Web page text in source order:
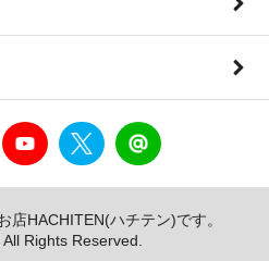
店HACHITEN(ハチテン)です。
Rights Reserved.